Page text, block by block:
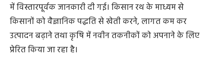
उपयोग, आधुनिक खेती की तकनीकों, फसल विविधीकरण,
जैविक खेती, जल संरक्षण तथा संतुलित उर्वरक उपयोग के संबंध
में विस्तारपूर्वक जानकारी दी गई। किसान रथ के माध्यम से
किसानों को वैज्ञानिक पद्धति से खेती करने, लागत कम कर